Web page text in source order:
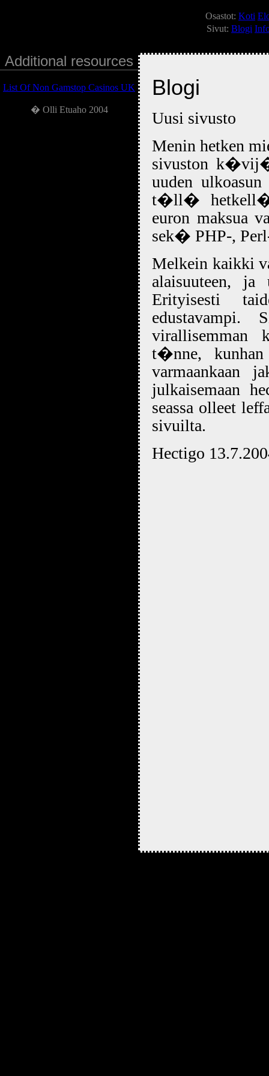
Osastot: Koti
Sivut: Blogi
Blogi
Uusi sivusto
Menin hetken
sivuston
uuden
t�ll�
euron maksua
sek� PHP-,
Melkein kaikki
alaisuuteen,
Erityisesti
edustavampi.
virallisemman
t�nne,
varmaankaan
julkaisemaan
seassa olleet
sivuilta.
Hectigo
Additional resources
List Of Non Gamstop Casinos UK
� Olli Etuaho 2004